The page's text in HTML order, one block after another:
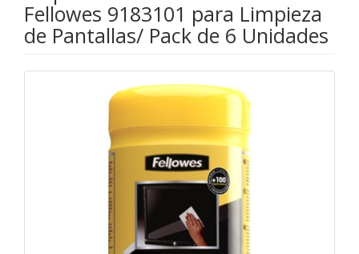
Fellowes 9183101 para Limpieza
de Pantallas/ Pack de 6 Unidades